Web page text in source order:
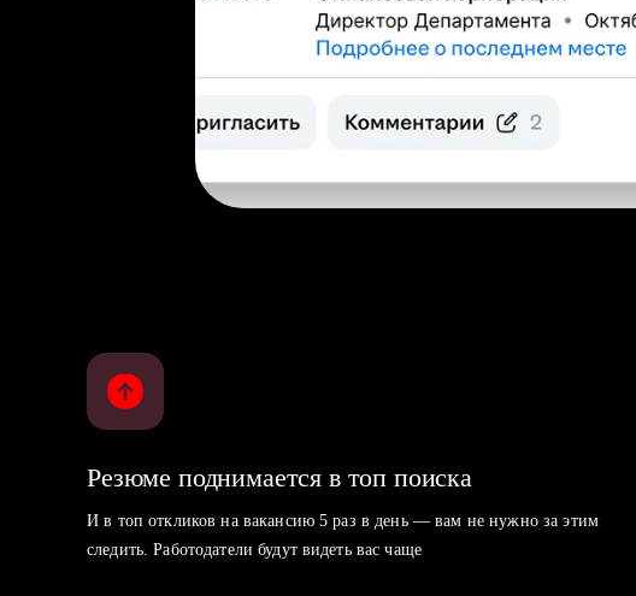
Резюме поднимается в топ поиска
И в топ откликов на вакансию 5 раз в день — вам не нужно за этим
следить. Работодатели будут видеть вас чаще